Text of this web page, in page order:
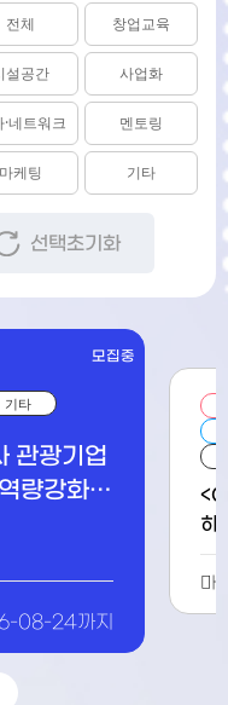
전체 창업교육
설공간 사업화
·네트워크 멘토링
마케팅 기타
선택초기화
기타
관광기업
량강화 3
08-24까지
모집중
마